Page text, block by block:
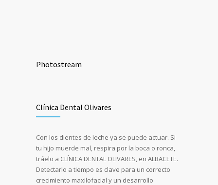
Photostream
Clínica Dental Olivares
Con los dientes de leche ya se puede actuar. Si
tu hijo muerde mal, respira por la boca o ronca,
tráelo a CLÍNICA DENTAL OLIVARES, en ALBACETE.
Detectarlo a tiempo es clave para un correcto
crecimiento maxilofacial y un desarrollo